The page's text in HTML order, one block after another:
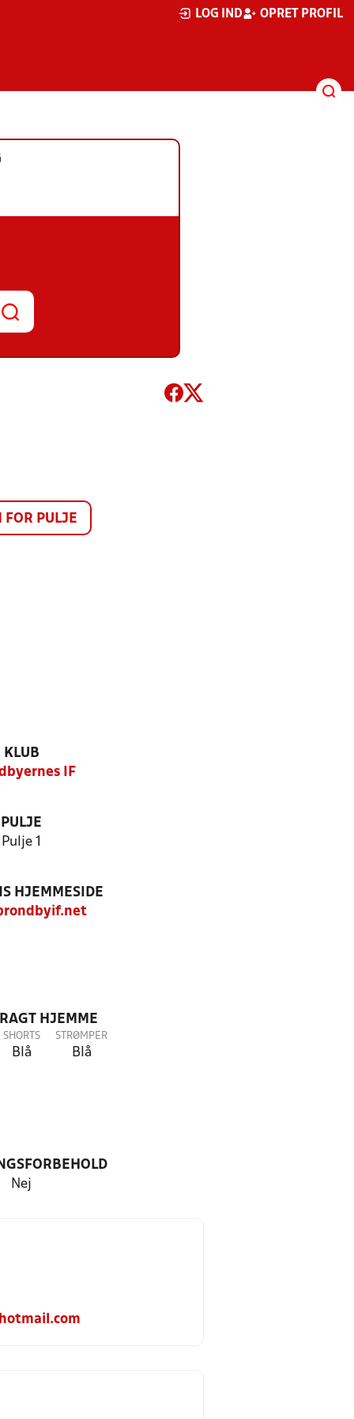
LOG IND OPRET PROFIL
PULJE
KLUB
IF
PULJE
Pulje 1
HJEMMESIDE
HJEMME
SHORTS
Blå
STRØMPER
Blå
Nej